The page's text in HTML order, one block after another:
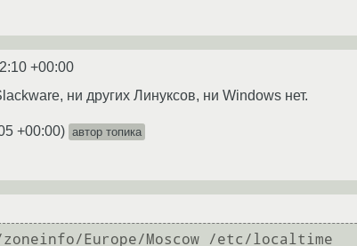
+00:00
ни других Линуксов, ни Windows нет.
+00:00) автор топика